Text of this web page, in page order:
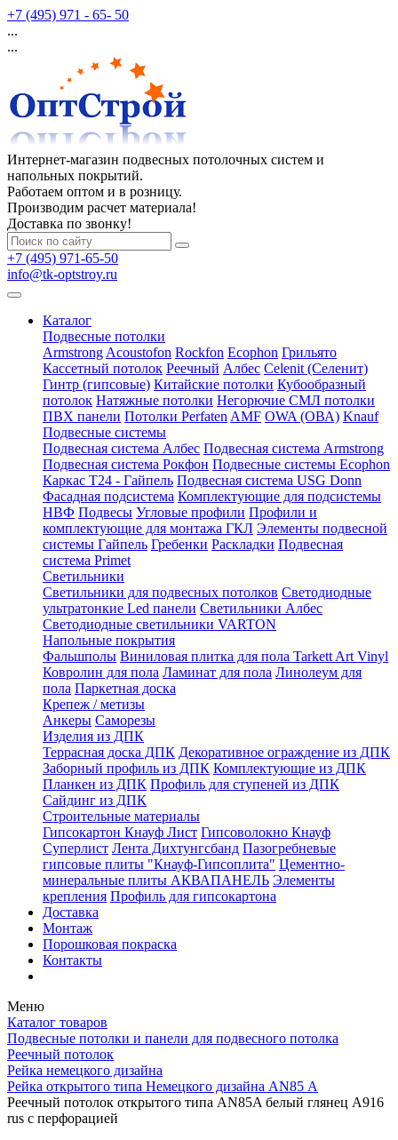
+7 (495) 971 - 65- 50
...
...
Интернет-магазин подвесных потолочных систем и
напольных покрытий.
Работаем оптом и в розницу.
Производим расчет материала!
Доставка по звонку!
+7 (495) 971-65-50
info@tk-optstroy.ru
Каталог
Подвесные потолки
Armstrong Acoustofon Rockfon Ecophon Грильято
Кассетный потолок Реечный Албес Celenit (Селенит)
Гинтр (гипсовые) Китайские потолки Кубообразный
потолок Натяжные потолки Негорючие СМЛ потолки
ПВХ панели Потолки Perfaten AMF OWA (ОВА) Knauf
Подвесные системы
Подвесная система Албес Подвесная система Armstrong
Подвесная система Рокфон Подвесные системы Ecophon
Каркас Т24 - Гайпель Подвесная система USG Donn
Фасадная подсистема Комплектующие для подсистемы
НВФ Подвесы Угловые профили Профили и
комплектующие для монтажа ГКЛ Элементы подвесной
системы Гайпель Гребенки Раскладки Подвесная
система Primet
Светильники
Светильники для подвесных потолков Светодиодные
ультратонкие Led панели Светильники Албес
Светодиодные светильники VARTON
Напольные покрытия
Фальшполы Виниловая плитка для пола Tarkett Art Vinyl
Ковролин для пола Ламинат для пола Линолеум для
пола Паркетная доска
Крепеж / метизы
Анкеры Саморезы
Изделия из ДПК
Террасная доска ДПК Декоративное ограждение из ДПК
Заборный профиль из ДПК Комплектующие из ДПК
Планкен из ДПК Профиль для ступеней из ДПК
Сайдинг из ДПК
Строительные материалы
Гипсокартон Кнауф Лист Гипсоволокно Кнауф
Суперлист Лента Дихтунгсбанд Пазогребневые
гипсовые плиты "Кнауф-Гипсоплита" Цементно-
минеральные плиты АКВАПАНЕЛЬ Элементы
крепления Профиль для гипсокартона
Доставка
Монтаж
Порошковая покраска
Контакты
Меню
Каталог товаров
Подвесные потолки и панели для подвесного потолка
Реечный потолок
Рейка немецкого дизайна
Рейка открытого типа Немецкого дизайна АN85 А
Реечный потолок открытого типа AN85A белый глянец А916
rus с перфорацией